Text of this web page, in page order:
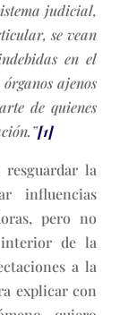
judicial,
se vean
en el
ajenos
de quienes
[1]
resguardar la
influencias
pero no
de la
a la
explicar con